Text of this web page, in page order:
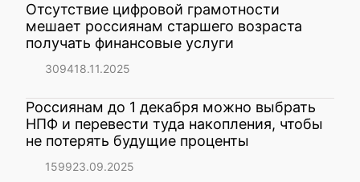
Отсутствие цифровой грамотности
мешает россиянам старшего возраста
получать финансовые услуги
309418.11.2025
Россиянам до 1 декабря можно выбрать
НПФ и перевести туда накопления, чтобы
не потерять будущие проценты
159923.09.2025